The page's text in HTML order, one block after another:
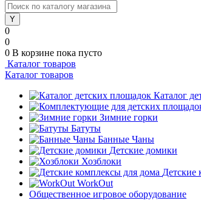
0
0
0 В корзине пока пусто
Каталог товаров
Каталог товаров
Каталог
Зимние горки
Батуты
Банные Чаны
Детские домики
Хозблоки
Детские
WorkOut
Общественное игровое оборудование